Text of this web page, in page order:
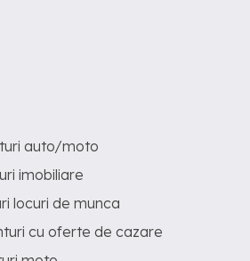
auto/moto
imobiliare
locuri de munca
cu oferte de cazare